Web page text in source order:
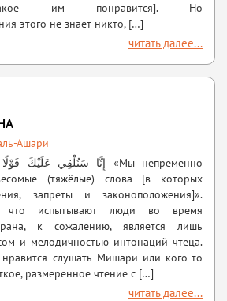
им понравится]. Но
этого не знает никто, […]
читать далее...
Ашари
(тяжёлые) слова [в которых
запреты и законоположения]».
что испытывают люди во время
к сожалению, является лишь
и мелодичностью интонаций чтеца.
слушать Мишари или кого-то
размеренное чтение с […]
читать далее...